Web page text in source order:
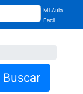
Mi Aula
Facil
Buscar